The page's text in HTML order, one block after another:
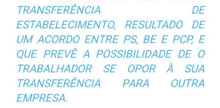
TRANSFERÊNCIA DE
ESTABELECIMENTO, RESULTADO DE
UM ACORDO ENTRE PS, BE E PCP, E
QUE PREVÊ A POSSIBILIDADE DE O
TRABALHADOR SE OPOR À SUA
TRANSFERÊNCIA PARA OUTRA
EMPRESA.